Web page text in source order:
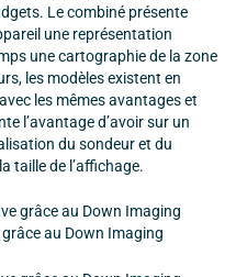
Le combiné présente
une représentation
une cartographie de la zone
les modèles existent en
les mêmes avantages et
l’avantage d’avoir sur un
du sondeur et du
taille de l’affichage.
au Down Imaging